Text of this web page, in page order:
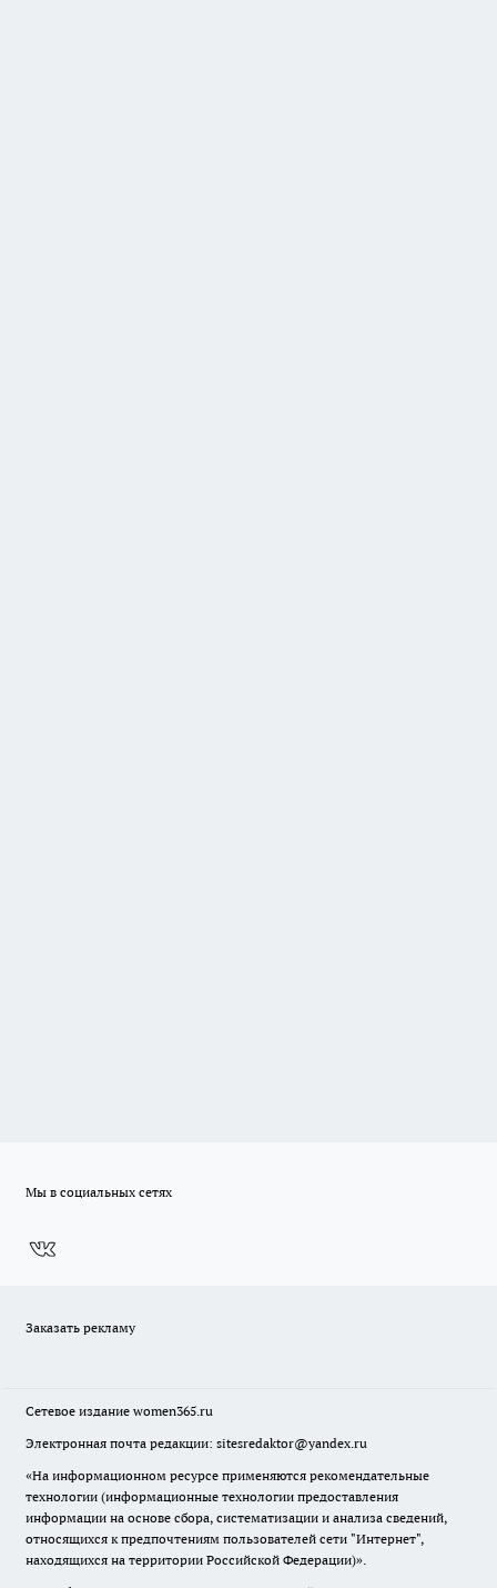
Мы в социальных сетях
Заказать рекламу
Сетевое издание women365.ru
Электронная почта редакции: sitesredaktor@yandex.ru
«На информационном ресурсе применяются рекомендательные
технологии (информационные технологии предоставления
информации на основе сбора, систематизации и анализа сведений,
относящихся к предпочтениям пользователей сети "Интернет",
находящихся на территории Российской Федерации)».